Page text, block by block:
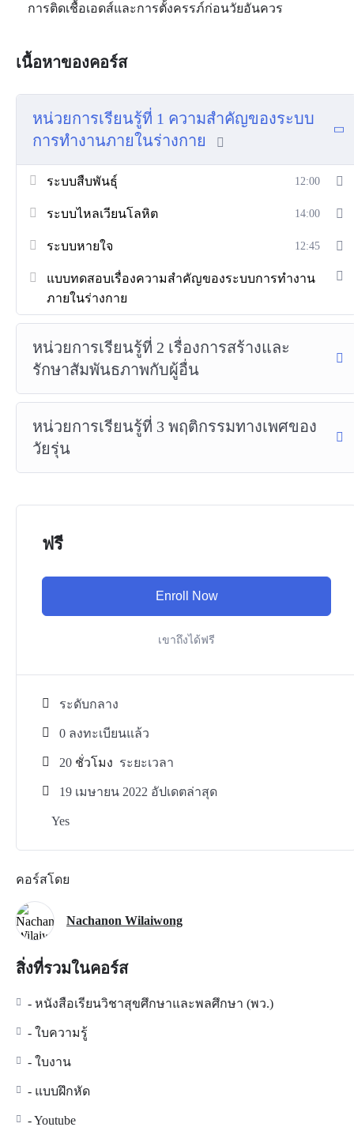
การติดเชื้อเอดส์และการตั้งครรภ์ก่อนวัยอันควร
เนื้อหาของคอร์ส
หน่วยการเรียนรู้ที่ 1 ความสำคัญของระบบ
การทำงานภายในร่างกาย
ระบบสืบพันธุ์ 12:00
ระบบไหลเวียนโลหิต 14:00
ระบบหายใจ 12:45
แบบทดสอบเรื่องความสำคัญของระบบการทำงาน
ภายในร่างกาย
หน่วยการเรียนรู้ที่ 2 เรื่องการสร้างและ
รักษาสัมพันธภาพกับผู้อื่น
หน่วยการเรียนรู้ที่ 3 พฤติกรรมทางเพศของ
วัยรุ่น
ฟรี
Enroll Now
เขาถึงได้ฟรี
ระดับกลาง
0 ลงทะเบียนแล้ว
20 ชั่วโมง ระยะเวลา
19 เมษายน 2022 อัปเดตล่าสุด
Yes
คอร์สโดย
Nachanon Wilaiwong
สิ่งที่รวมในคอร์ส
- หนังสือเรียนวิชาสุขศึกษาและพลศึกษา (พว.)
- ใบความรู้
- ใบงาน
- แบบฝึกหัด
- Youtube